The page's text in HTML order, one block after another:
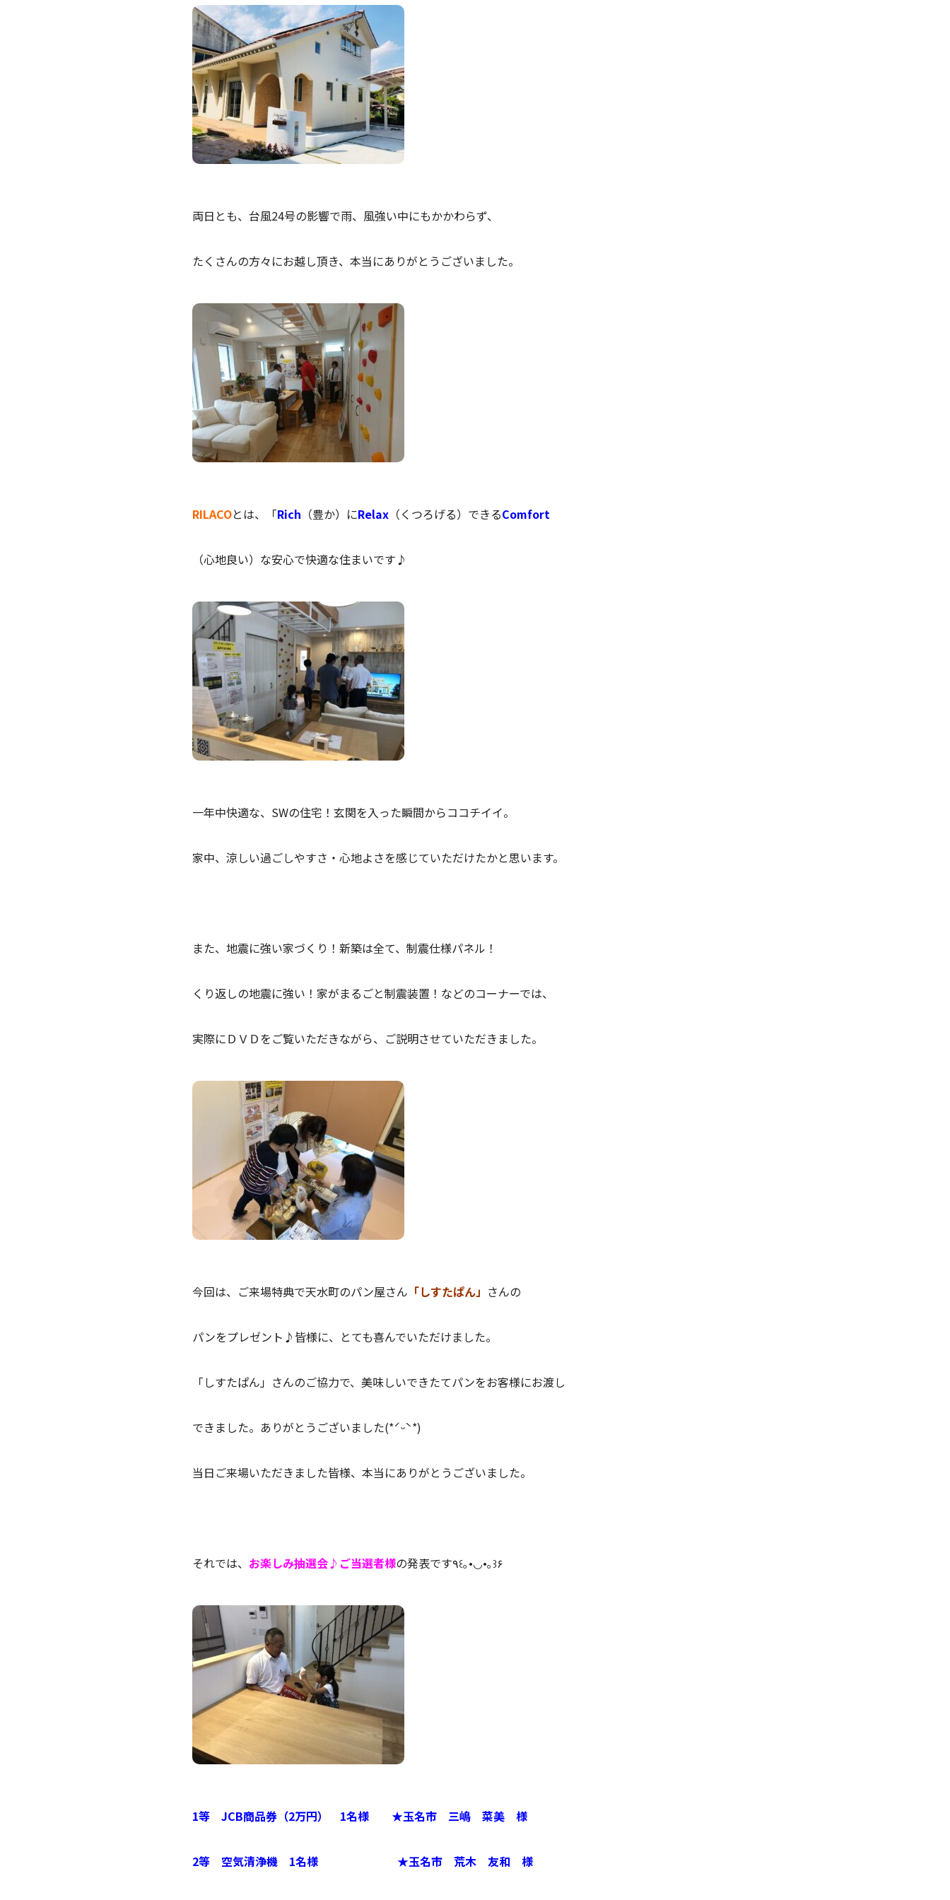
両日とも、台風24号の影響で雨、風強い中にもかかわらず、
たくさんの方々にお越し頂き、本当にありがとうございました。
RILACOとは、「Rich （豊か）にRelax （くつろげる）できるComfort
（心地良い）な安心で快適な住まいです♪
一年中快適な、SWの住宅！玄関を入った瞬間からココチイイ。
家中、涼しい過ごしやすさ・心地よさを感じていただけたかと思います。
また、地震に強い家づくり！新築は全て、制震仕様パネル！
くり返しの地震に強い！家がまるごと制震装置！などのコーナーでは、
実際にＤＶＤをご覧いただきながら、ご説明させていただきました。
今回は、ご来場特典で天水町のパン屋さん 「しすたぱん」 さんの
パンをプレゼント♪皆様に、とても喜んでいただけました。
「しすたぱん」さんのご協力で、美味しいできたてパンをお客様にお渡し
できました。ありがとうございました(*ˊᵕˋ*)
当日ご来場いただきました皆様、本当にありがとうございました。
それでは、 お楽しみ抽選会♪ ご当選者様 の発表です٩꒰｡•◡•｡꒱۶
1等 JCB商品券（2万円） 1名様 ★玉名市 三嶋 菜美 様
2等 空気清浄機 1名様 ★玉名市 荒木 友和 様